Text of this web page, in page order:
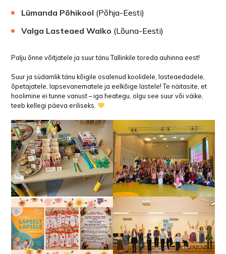
Lümanda Põhikool (Põhja-Eesti)
Valga Lasteaed Walko (Lõuna-Eesti)
Palju õnne võitjatele ja suur tänu Tallinkile toreda auhinna eest!
Suur ja südamlik tänu kõigile osalenud koolidele, lasteaedadele,
õpetajatele, lapsevanematele ja eelkõige lastele! Te näitasite, et
hoolimine ei tunne vanust – iga heategu, olgu see suur või väike,
teeb kellegi päeva eriliseks.